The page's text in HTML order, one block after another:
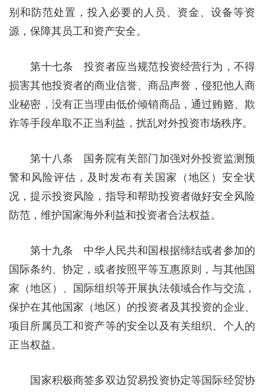
别和防范处置，投入必要的人员、资金、设备等资
源，保障其员工和资产安全。
第十七条 投资者应当规范投资经营行为，不得
损害其他投资者的商业信誉、商品声誉，侵犯他人商
业秘密，没有正当理由低价倾销商品，通过贿赂、欺
诈等手段牟取不正当利益，扰乱对外投资市场秩序。
第十八条 国务院有关部门加强对外投资监测预
警和风险评估，及时发布有关国家（地区）安全状
况，提示投资风险，指导和帮助投资者做好安全风险
防范，维护国家海外利益和投资者合法权益。
第十九条 中华人民共和国根据缔结或者参加的
国际条约、协定，或者按照平等互惠原则，与其他国
家（地区）、国际组织等开展执法领域合作与交流，
保护在其他国家（地区）的投资者及其投资的企业、
项目所属员工和资产等的安全以及有关组织、个人的
正当权益。
国家积极商签多双边贸易投资协定等国际经贸协